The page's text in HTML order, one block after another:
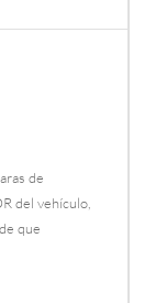
de
del vehículo,
que